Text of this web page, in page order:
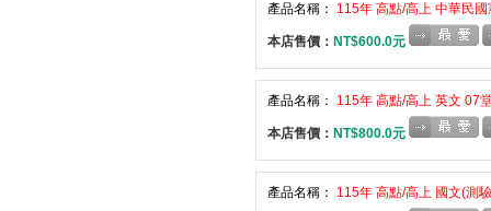
產品名稱： 115年 高點/高上 中華民
本店售價： NT$600.0元
產品名稱： 115年 高點/高上 英文 07
本店售價： NT$800.0元
產品名稱： 115年 高點/高上 國文(測